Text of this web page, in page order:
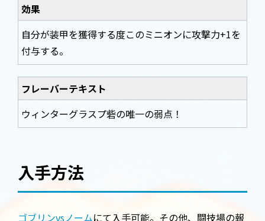
効果
自分が装甲を獲得する度このミニオンに攻撃力+1を
付与する。
フレーバーテキスト
ウィンターグラスプ砦の唯一の弱点！
入手方法
ゴブリンvsノームにて入手可能。その他、闘技場の報